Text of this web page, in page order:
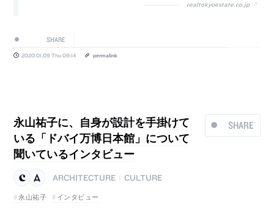
realtokyoestate.co.jp
SHARE
2020.01.09 Thu 09:14 permalink
SHARE
永山祐子に、自身が設計を手掛けて
いる「ドバイ万博日本館」について
聞いているインタビュー
ARCHITECTURE
CULTURE
永山祐子
インタビュー